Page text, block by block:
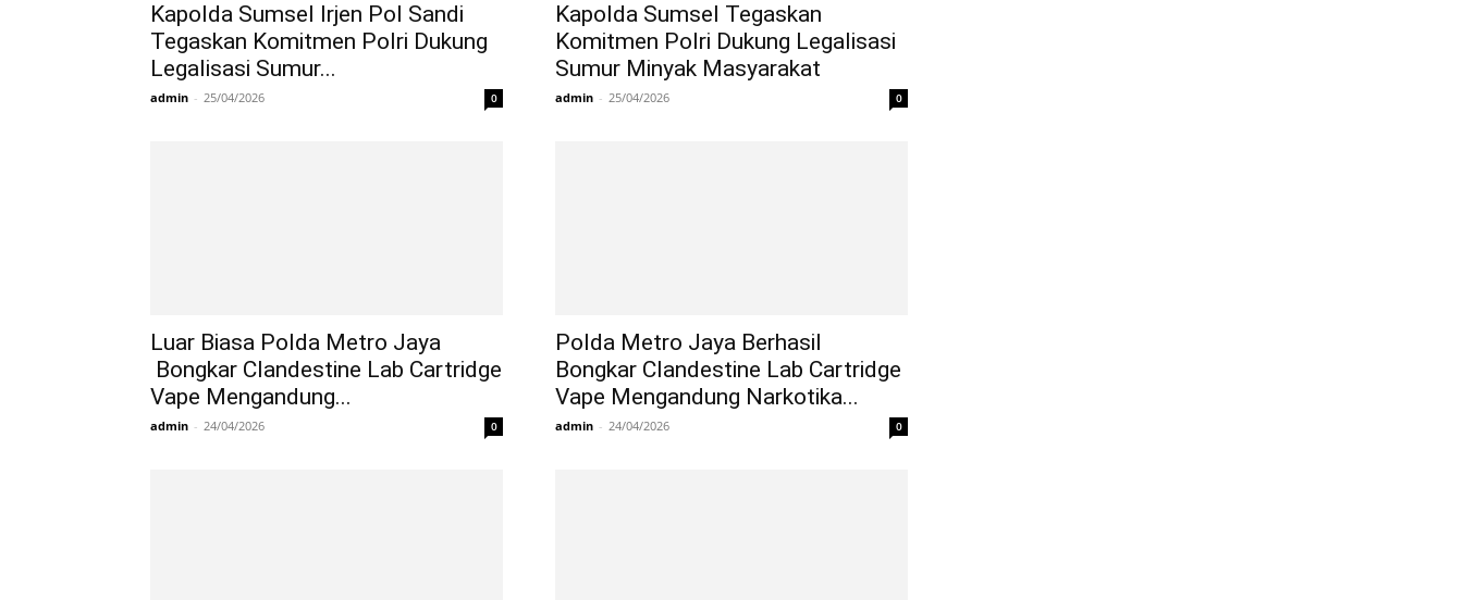
Kapolda Sumsel Irjen Pol Sandi
Tegaskan Komitmen Polri Dukung
Legalisasi Sumur...
admin - 25/04/2026 0
Kapolda Sumsel Tegaskan
Komitmen Polri Dukung Legalisasi
Sumur Minyak Masyarakat
admin - 25/04/2026 0
Luar Biasa Polda Metro Jaya
Bongkar Clandestine Lab Cartridge
Vape Mengandung...
admin - 24/04/2026 0
Polda Metro Jaya Berhasil
Bongkar Clandestine Lab Cartridge
Vape Mengandung Narkotika...
admin - 24/04/2026 0